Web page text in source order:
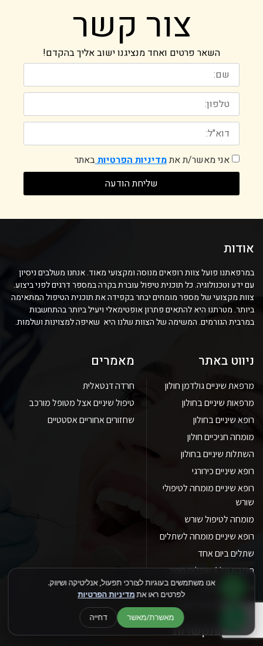
אנו משתמשים בעוגיות לצורכי תפעול, אנליטיקה ושיווק.
לפרטים ראו אתמדיניות הפרטיות
מאשרת/מאשר דחייה
צור קשר
השאר פרטים ואחד מנציגנו ישוב אליך בהקדם!
אני מאשר/ת אתמדיניות הפרטיותבאתר
שליחת הודעה
אודות
במרפאתנו פועל צוות רופאים מנוסה ומקצועי מאוד. אנחנו משלבים ניסיון
עם ידע וטכנולוגיה. כל תוכנית טיפול עוברת בקרה במספר דרגים לפני ביצוע.
צוות מקצועי של מספר מומחים יבחר בקפידה את תוכנית הטיפול המתאימה
ביותר. מטרתנו היא להתאים פתרון אופטימאלי ויעיל ביותר בהתחשבות
במרבית הגורמים. המשימה של הצוות שלנו היא שאיפה למצוינות ושלמות.
ניווט באתר
מרפאת שיניים גולדמן חולון
מרפאות שיניים בחולון
רופא שיניים בחולון
מומחה חניכיים חולון
השתלות שיניים בחולון
רופא שיניים כירורגי
רופא שיניים מומחה לטיפולי
שורש
מומחה לטיפול שורש
רופא שיניים מומחה לשתלים
שתלים ביום אחד
תותבת על 4 שתלים מחיר
שתלים בשיניים
טיפולי שיניים בהרדמה
מאמרים
חרדה דנטאלית
טיפול שיניים אצל מטופל מורכב
שחזורים אחוריים אסטטיים
פרטי התקשרות